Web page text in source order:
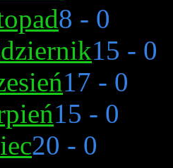
8 - 0
15 - 0
17 - 0
15 - 0
20 - 0